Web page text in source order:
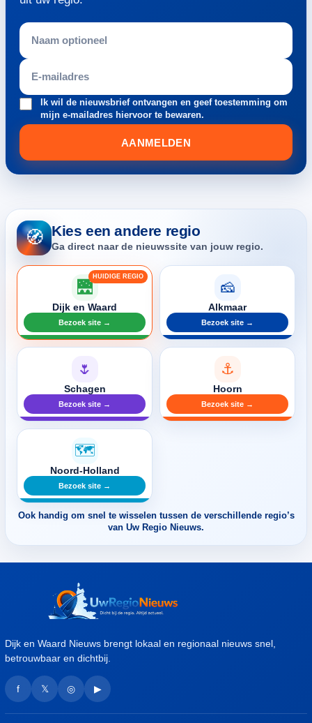
Ik wil de nieuwsbrief ontvangen en geef toestemming om
mijn e-mailadres hiervoor te bewaren.
AANMELDEN
🧭 Kies een andere regio
Ga direct naar de nieuwssite van jouw regio.
🌉
Dijk en Waard
Bezoek site →
🧀
Alkmaar
Bezoek site →
🌷
Schagen
Bezoek site →
⚓
Hoorn
Bezoek site →
🗺️
Noord-Holland
Bezoek site →
Ook handig om snel te wisselen tussen de verschillende regio’s
van Uw Regio Nieuws.
Dijk en Waard Nieuws brengt lokaal en regionaal nieuws snel,
betrouwbaar en dichtbij.
f 𝕏 ◎ ▶